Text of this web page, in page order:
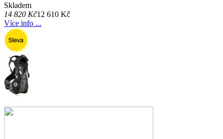
Skladem
14 820 Kč12 610 Kč
Více info ...